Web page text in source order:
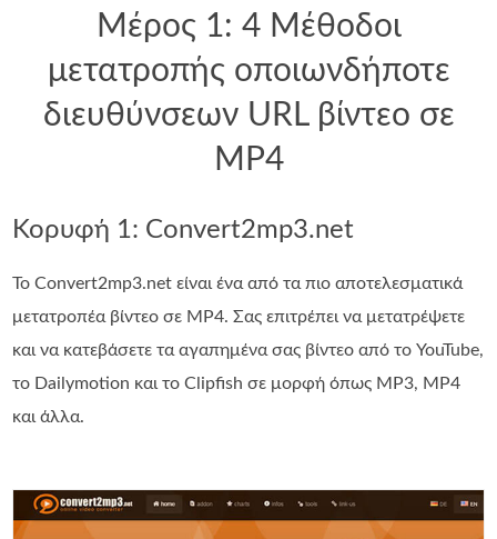
Μέρος 1: 4 Μέθοδοι
μετατροπής οποιωνδήποτε
διευθύνσεων URL βίντεο σε
MP4
Κορυφή 1: Convert2mp3.net
Το Convert2mp3.net είναι ένα από τα πιο αποτελεσματικά
μετατροπέα βίντεο σε MP4. Σας επιτρέπει να μετατρέψετε
και να κατεβάσετε τα αγαπημένα σας βίντεο από το YouTube,
το Dailymotion και το Clipfish σε μορφή όπως MP3, MP4
και άλλα.